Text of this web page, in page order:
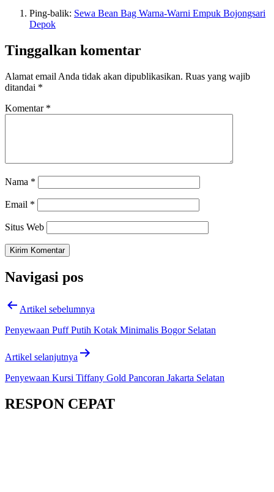
Ping-balik: Sewa Bean Bag Warna-Warni Empuk Bojongsari
Depok
Tinggalkan komentar
Alamat email Anda tidak akan dipublikasikan. Ruas yang wajib
ditandai *
Komentar *
Nama *
Email *
Situs Web
Navigasi pos
Artikel sebelumnya
Penyewaan Puff Putih Kotak Minimalis Bogor Selatan
Artikel selanjutnya
Penyewaan Kursi Tiffany Gold Pancoran Jakarta Selatan
RESPON CEPAT